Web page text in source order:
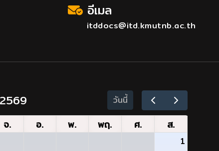
อีเมล
itddocs@itd.kmutnb.ac.th
วันนี้
จ. อ. พ. พฤ. ศ. ส.
1